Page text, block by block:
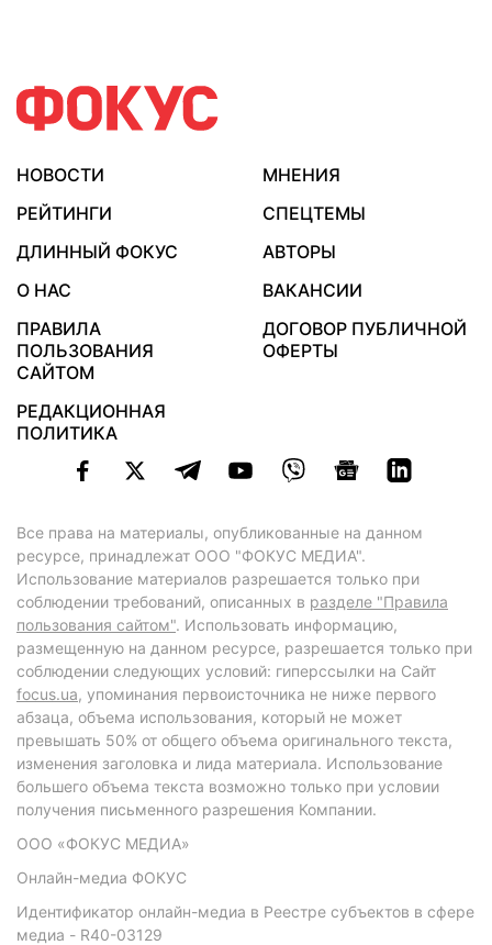
НОВОСТИ
МНЕНИЯ
РЕЙТИНГИ
СПЕЦТЕМЫ
ДЛИННЫЙ ФОКУС
АВТОРЫ
О НАС
ВАКАНСИИ
ПРАВИЛА
ПОЛЬЗОВАНИЯ
САЙТОМ
ДОГОВОР ПУБЛИЧНОЙ
ОФЕРТЫ
РЕДАКЦИОННАЯ
ПОЛИТИКА
Все права на материалы, опубликованные на данном
ресурсе, принадлежат ООО "ФОКУС МЕДИА".
Использование материалов разрешается только при
соблюдении требований, описанных в разделе "Правила
пользования сайтом". Использовать информацию,
размещенную на данном ресурсе, разрешается только при
соблюдении следующих условий: гиперссылки на Сайт
focus.ua, упоминания первоисточника не ниже первого
абзаца, объема использования, который не может
превышать 50% от общего объема оригинального текста,
изменения заголовка и лида материала. Использование
большего объема текста возможно только при условии
получения письменного разрешения Компании.
ООО «ФОКУС МЕДИА»
Онлайн-медиа ФОКУС
Идентификатор онлайн-медиа в Реестре субъектов в сфере
медиа - R40-03129